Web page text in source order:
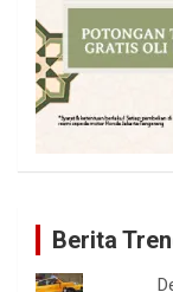
Berita